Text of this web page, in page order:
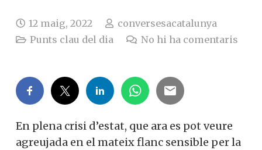
12 maig, 2022
conversesacatalunya
Punts clau del dia
No hi ha comentaris
En plena crisi d’estat, que ara es pot veure
agreujada en el mateix flanc sensible per la